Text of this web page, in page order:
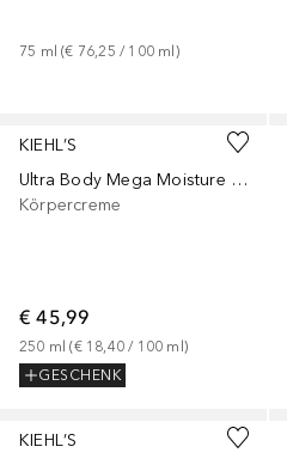
75 ml (€ 76,25 / 100 ml)
KIEHL’S
Ultra Body Mega Moisture Squalane Cream
Körpercreme
€ 45,99
250 ml (€ 18,40 / 100 ml)
GESCHENK
KIEHL’S